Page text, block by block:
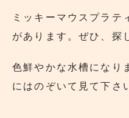
ミッキーマウスプラテ
があります。ぜひ、探
色鮮やかな水槽になり
にはのぞいて見て下さ